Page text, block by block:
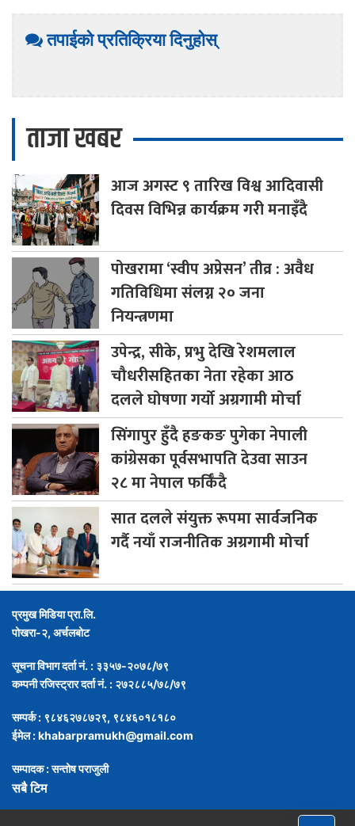
तपाईको प्रतिक्रिया दिनुहोस्
ताजा खबर
आजअगस्ट ९ तारिख विश्व आदिवासी
दिवस विभिन्न कार्यक्रम गरी मनाइँदै
पोखरामा‘स्वीप अप्रेसन’ तीव्र : अवैध
गतिविधिमा संलग्न २० जना
नियन्त्रणमा
उपेन्द्र,सीके, प्रभु देखि रेशमलाल
चौधरीसहितका नेता रहेका आठ
दलले घोषणा गर्यो अग्रगामी मोर्चा
सिंगापुरहुँदै हङकङ पुगेका नेपाली
कांग्रेसका पूर्वसभापति देउवा साउन
२८ मा नेपाल फर्किँदै
सातदलले संयुक्त रूपमा सार्वजनिक
गर्दै नयाँ राजनीतिक अग्रगामी मोर्चा
प्रमुख मिडिया प्रा.लि.
पोखरा-२, अर्चलबोट
सूचना विभाग दर्ता नं. : ३३५७-२०७८/७९
कम्पनी रजिस्ट्रार दर्ता नं. : २७२८८५/७८/७९
सम्पर्क : ९८४६२७८७२९, ९८४६०१८१८०
ईमेल :khabarpramukh@gmail.com
सम्पादक : सन्तोष पराजुली
सबै टिम